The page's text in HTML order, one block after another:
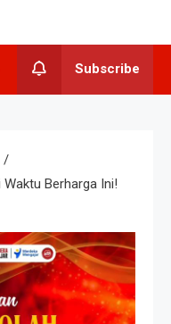
SMP N 3
Grogol
Subscribe
Berharga Ini!